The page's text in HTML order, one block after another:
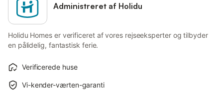
Administreret af Holidu
Holidu Homes er verificeret af vores rejseeksperter og tilbyder
en pålidelig, fantastisk ferie.
Verificerede huse
Vi-kender-værten-garanti